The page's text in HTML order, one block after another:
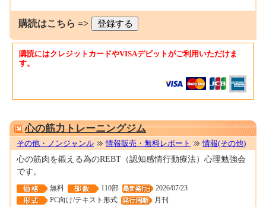
購読はこちら =>
購読にはクレジットカードやVISAデビットがご利用いただけま
す。
心の筋力トレーニングジム
その他・ノンジャンル 情報販売・無料レポート 情報(その他)
心の筋肉を鍛える為のREBT（認知感情行動療法）心理勉強会
です。
無料 110部
2026/07/23
PC向け/テキスト形式
月刊